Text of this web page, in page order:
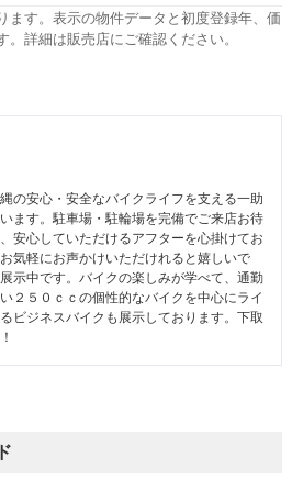
す。表示の物件データと初度登録年、価
詳細は販売店にご確認ください。
の安心・安全なバイクライフを支える一助
ます。駐車場・駐輪場を完備でご来店お待
安心していただけるアフターを心掛けてお
気軽にお声かけいただけれると嬉しいで
示中です。バイクの楽しみが学べて、通勤
２５０ｃｃの個性的なバイクを中心にライ
ビジネスバイクも展示しております。下取